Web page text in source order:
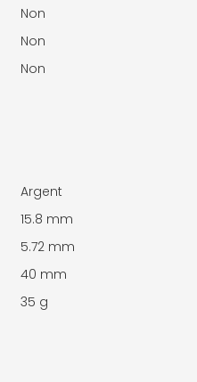
Non
Non
Non
Argent
15.8 mm
5.72 mm
40 mm
35 g